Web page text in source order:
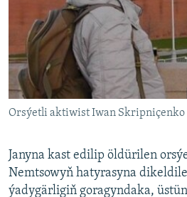
Orsýetli aktiwist Iwan Skripniçenko
Janyna kast edilip öldürilen
Nemtsowyň hatyrasyna
ýadygärligiň goragyndaka,